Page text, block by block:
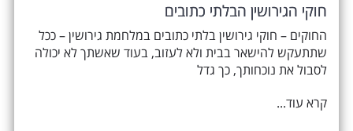
חוקי הגירושין הבלתי כתובים
החוקים – חוקי גירושין בלתי כתובים במלחמת גירושין – ככל
שתתעקש להישאר בבית ולא לעזוב, בעוד שאשתך לא יכולה
לסבול את נוכחותך, כך גדל
קרא עוד...